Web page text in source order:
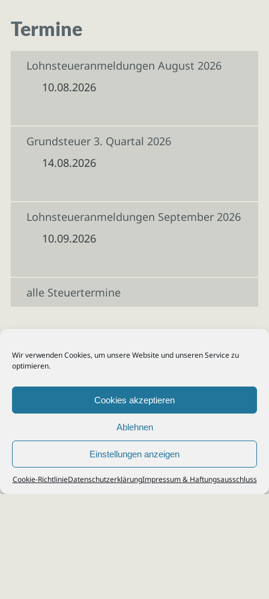
Wir verwenden Cookies, um unsere Website und unseren Service zu
optimieren.
Cookies akzeptieren
Ablehnen
Einstellungen anzeigen
Cookie-RichtlinieDatenschutzerklärungImpressum & Haftungsausschluss
Termine
Lohnsteueranmeldungen August 2026
10.08.2026
Grundsteuer 3. Quartal 2026
14.08.2026
Lohnsteueranmeldungen September 2026
10.09.2026
alle Steuertermine
© 2026Steuerberater Kempf, Köln - Steuerberatung Poll, Porz, Deutz, Mülheim,